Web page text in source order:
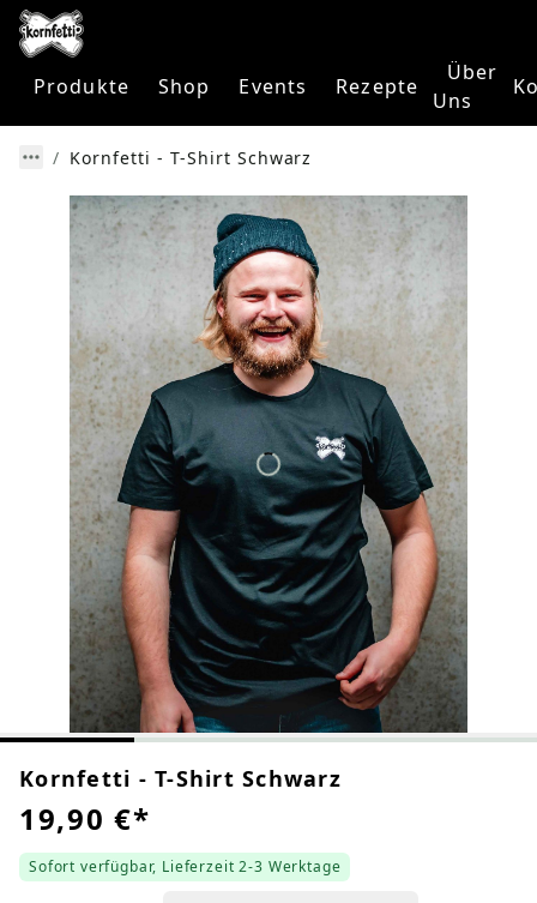
Produkte Shop Events Rezepte
Über
Uns
Kornfetti - T-Shirt Schwarz
Kornfetti - T-Shirt Schwarz
19,90 €*
Sofort verfügbar, Lieferzeit 2-3 Werktage